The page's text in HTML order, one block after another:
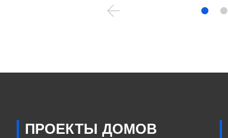
ПРОЕКТЫ ДОМОВ